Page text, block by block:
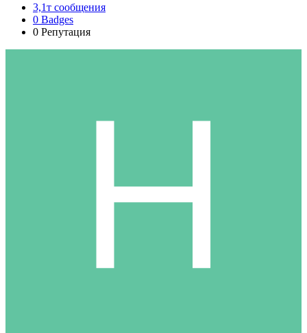
3,1т сообщения
0 Badges
0 Репутация